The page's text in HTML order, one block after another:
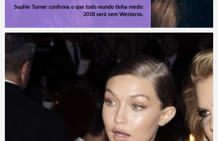
Sophie Turner confirma o que todo mundo tinha medo:
2018 será sem Westeros.